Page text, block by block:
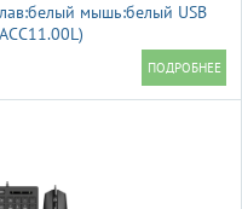
мышь:белый USB